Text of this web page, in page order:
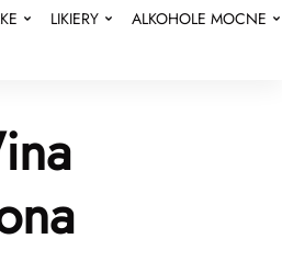
LIKIERY ALKOHOLE MOCNE